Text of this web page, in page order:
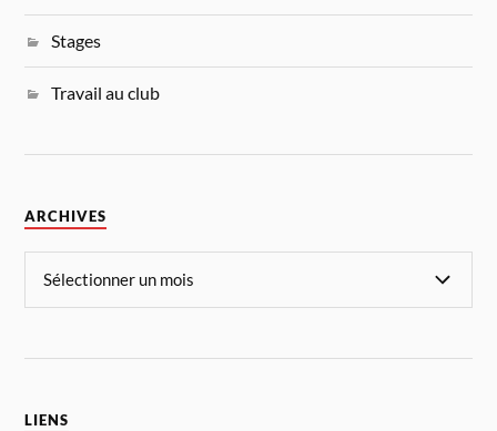
Stages
Travail au club
ARCHIVES
LIENS